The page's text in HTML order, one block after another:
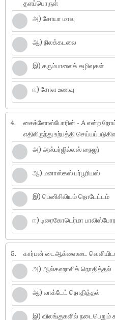
தளப்பொருள்
அ) சோயா மாவு
ஆ) நிலக்கடலை
இ) கரும்பாலைக் கழிவுகள்
ஈ) சோள உணவு
4.
சைக்ளோஸ்போரின் - A என்ற
எதிலிருந்து உற்பத்தி
அ) அஸ்பர்ஜில்லஸ் நைஜர்
ஆ) மனாஸ்கஸ் பர்பூரியஸ்
இ) பெனிசிலியம் நொடேட்டம்
ஈ) டிரைகோடெர்மா
5.
கார்பன் டைஆக்ஸைடை
அ) ஆல்கஹாலிக் நொதித்தல்
ஆ) லாக்டேட் நொதித்தல்
இ) விலங்குகளில் நடைபெறும்